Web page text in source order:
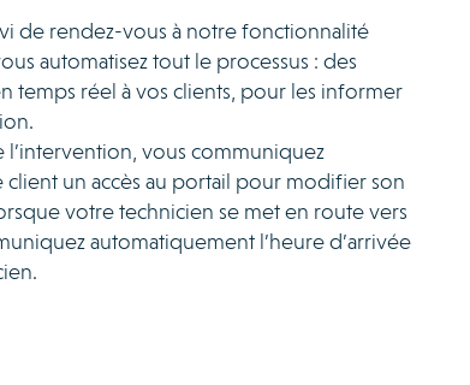
de rendez-vous à notre fonctionnalité
automatisez tout le processus : des
temps réel à vos clients, pour les informer
l’intervention, vous communiquez
un accès au portail pour modifier son
votre technicien se met en route vers
automatiquement l’heure d’arrivée